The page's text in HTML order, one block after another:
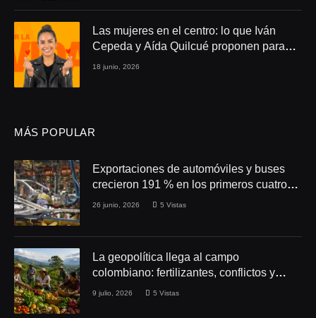
Las mujeres en el centro: lo que Iván
Cepeda y Aída Quilcué proponen para
Colombia
18 junio, 2026
MÁS POPULAR
Exportaciones de automóviles y buses
crecieron 191 % en los primeros cuatro
meses de 2026
26 junio, 2026 5 Vistas
La geopolítica llega al campo
colombiano: fertilizantes, conflictos y
seguridad alimentaria
9 julio, 2026 5 Vistas